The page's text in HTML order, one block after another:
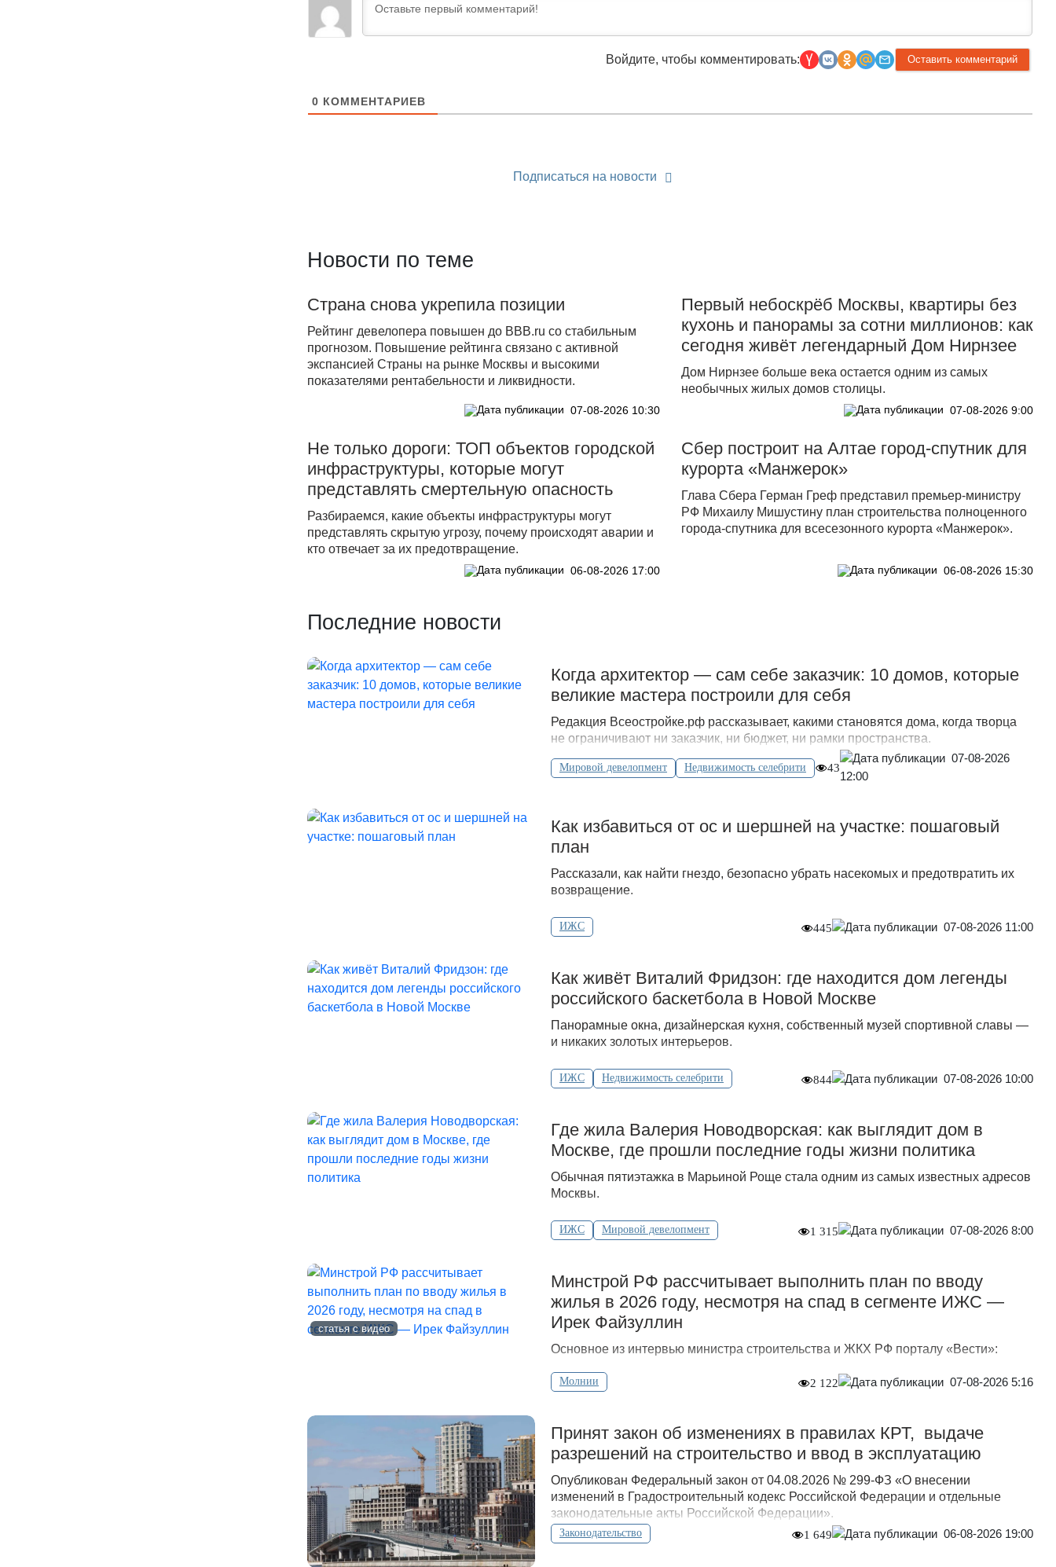
Войдите, чтобы комментировать:
0 КОММЕНТАРИЕВ
Подписаться на новости
Новости по теме
Страна снова укрепила позиции
Рейтинг девелопера повышен до ВВВ.ru со стабильным
прогнозом. Повышение рейтинга связано с активной
экспансией Страны на рынке Москвы и высокими
показателями рентабельности и ликвидности.
07-08-2026 10:30
Первый небоскрёб Москвы, квартиры без
кухонь и панорамы за сотни миллионов: как
сегодня живёт легендарный Дом Нирнзее
Дом Нирнзее больше века остается одним из самых
необычных жилых домов столицы.
07-08-2026 9:00
Не только дороги: ТОП объектов городской
инфраструктуры, которые могут
представлять смертельную опасность
Разбираемся, какие объекты инфраструктуры могут
представлять скрытую угрозу, почему происходят аварии и
кто отвечает за их предотвращение.
06-08-2026 17:00
Сбер построит на Алтае город-спутник для
курорта «Манжерок»
Глава Сбера Герман Греф представил премьер-министру
РФ Михаилу Мишустину план строительства полноценного
города-спутника для всесезонного курорта «Манжерок».
06-08-2026 15:30
Последние новости
Когда архитектор — сам себе заказчик: 10 домов, которые
великие мастера построили для себя
Редакция Всеостройке.рф рассказывает, какими становятся дома, когда творца
не ограничивают ни заказчик, ни бюджет, ни рамки пространства.
Мировой девелопмент Недвижимость селебрити 43
07-08-2026
12:00
Как избавиться от ос и шершней на участке: пошаговый
план
Рассказали, как найти гнездо, безопасно убрать насекомых и предотвратить их
возвращение.
ИЖС 445 07-08-2026 11:00
Как живёт Виталий Фридзон: где находится дом легенды
российского баскетбола в Новой Москве
Панорамные окна, дизайнерская кухня, собственный музей спортивной славы —
и никаких золотых интерьеров.
ИЖС Недвижимость селебрити 844 07-08-2026 10:00
Где жила Валерия Новодворская: как выглядит дом в
Москве, где прошли последние годы жизни политика
Обычная пятиэтажка в Марьиной Роще стала одним из самых известных адресов
Москвы.
ИЖС Мировой девелопмент 1 315 07-08-2026 8:00
статья с видео
Минстрой РФ рассчитывает выполнить план по вводу
жилья в 2026 году, несмотря на спад в сегменте ИЖС —
Ирек Файзуллин
Основное из интервью министра строительства и ЖКХ РФ порталу «Вести»:
Молнии 2 122 07-08-2026 5:16
Принят закон об изменениях в правилах КРТ, выдаче
разрешений на строительство и ввод в эксплуатацию
Опубликован Федеральный закон от 04.08.2026 № 299-ФЗ «О внесении
изменений в Градостроительный кодекс Российской Федерации и отдельные
законодательные акты Российской Федерации».
Законодательство 1 649 06-08-2026 19:00